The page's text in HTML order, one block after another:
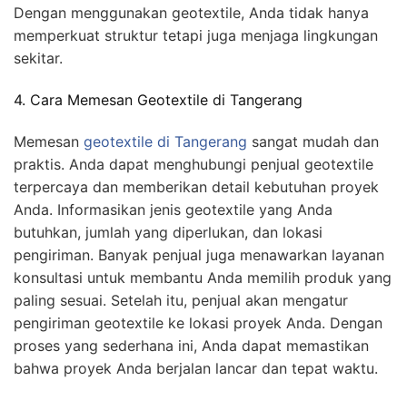
Dengan menggunakan geotextile, Anda tidak hanya
memperkuat struktur tetapi juga menjaga lingkungan
sekitar.
4. Cara Memesan Geotextile di Tangerang
Memesan geotextile di Tangerang sangat mudah dan
praktis. Anda dapat menghubungi penjual geotextile
terpercaya dan memberikan detail kebutuhan proyek
Anda. Informasikan jenis geotextile yang Anda
butuhkan, jumlah yang diperlukan, dan lokasi
pengiriman. Banyak penjual juga menawarkan layanan
konsultasi untuk membantu Anda memilih produk yang
paling sesuai. Setelah itu, penjual akan mengatur
pengiriman geotextile ke lokasi proyek Anda. Dengan
proses yang sederhana ini, Anda dapat memastikan
bahwa proyek Anda berjalan lancar dan tepat waktu.